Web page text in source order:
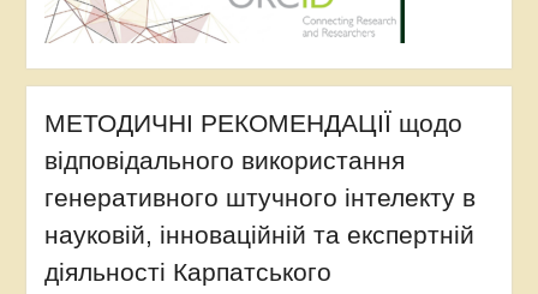
МЕТОДИЧНІ РЕКОМЕНДАЦІЇ щодо
відповідального використання
генеративного штучного інтелекту в
науковій, інноваційній та експертній
діяльності Карпатського